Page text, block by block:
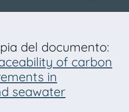
del documento:
of carbon
in
seawater